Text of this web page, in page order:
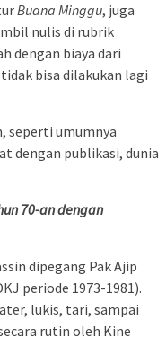
Buana Minggu, juga
nulis di rubrik
dengan biaya dari
bisa dilakukan lagi
seperti umumnya
dengan publikasi, dunia
70-an dengan
dipegang Pak Ajip
periode 1973-1981).
lukis, tari, sampai
rutin oleh Kine